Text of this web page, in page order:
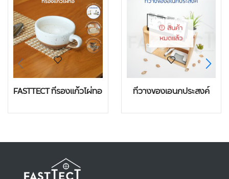
FASTTECT ที่รองแก้วไผ่ทอ
สินค้า
หมดแล้ว
ที่วางของเอนกประสงค์